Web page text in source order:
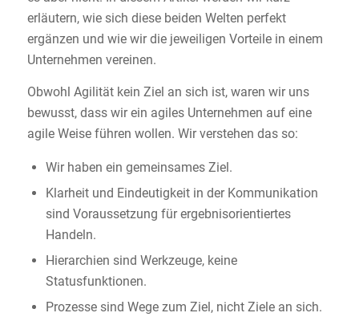
erläutern, wie sich diese beiden Welten perfekt
ergänzen und wie wir die jeweiligen Vorteile in einem
Unternehmen vereinen.
Obwohl Agilität kein Ziel an sich ist, waren wir uns
bewusst, dass wir ein agiles Unternehmen auf eine
agile Weise führen wollen. Wir verstehen das so:
Wir haben ein gemeinsames Ziel.
Klarheit und Eindeutigkeit in der Kommunikation
sind Voraussetzung für ergebnisorientiertes
Handeln.
Hierarchien sind Werkzeuge, keine
Statusfunktionen.
Prozesse sind Wege zum Ziel, nicht Ziele an sich.